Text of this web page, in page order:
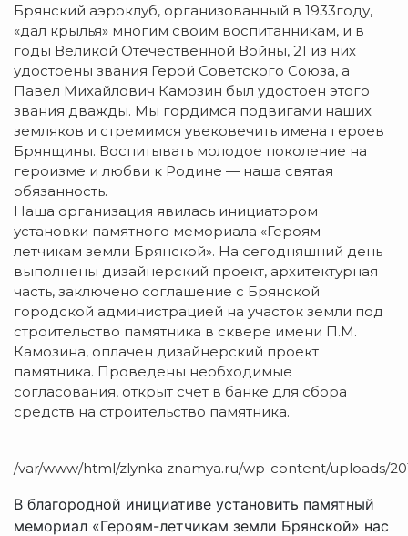
Брянский аэроклуб, организованный в 1933году,
«дал крылья» многим своим воспитанникам, и в
годы Великой Отечественной Войны, 21 из них
удостоены звания Герой Советского Союза, а
Павел Михайлович Камозин был удостоен этого
звания дважды. Мы гордимся подвигами наших
земляков и стремимся увековечить имена героев
Брянщины. Воспитывать молодое поколение на
героизме и любви к Родине — наша святая
обязанность.
Наша организация явилась инициатором
установки памятного мемориала «Героям —
летчикам земли Брянской». На сегодняшний день
выполнены дизайнерский проект, архитектурная
часть, заключено соглашение с Брянской
городской администрацией на участок земли под
строительство памятника в сквере имени П.М.
Камозина, оплачен дизайнерский проект
памятника. Проведены необходимые
согласования, открыт счет в банке для сбора
средств на строительство памятника.
/var/www/html/zlynka znamya.ru/wp-content/uploads/
В благородной инициативе установить памятный
мемориал «Героям-летчикам земли Брянской» нас